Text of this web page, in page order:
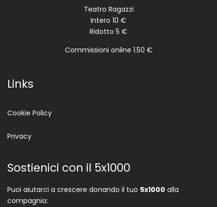
Teatro Ragazzi
Intero 10 €
Ridotto 5 €
Commissioni online 1.50 €
Links
Cookie Policy
Privacy
Sostienici con il 5x1000
Puoi aiutarci a crescere donando il tuo 5x1000 alla
compagnia: